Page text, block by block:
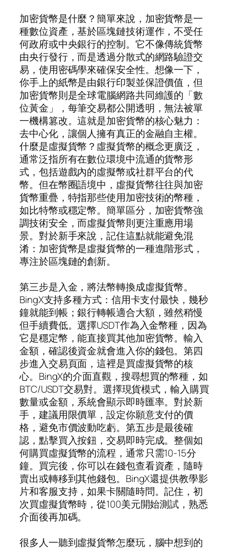
加密貨幣是什麼？簡單來說，加密貨幣是一
種數位資產，基於區塊鏈技術運作，不受任
何政府或中央銀行的控制。它不像傳統貨幣
由央行發行，而是透過分散式的網路驗證交
易，使用密碼學來確保安全性。想像一下，
你手上的紙幣是由銀行印製並保證價值，但
加密貨幣則是全球電腦網路共同維護的「數
位黃金」，每筆交易都公開透明，無法被單
一機構篡改。這就是加密貨幣的核心魅力：
去中心化，讓個人擁有真正的金融自主權。
什麼是虛擬貨幣？虛擬貨幣的概念更廣泛，
通常泛指所有在數位環境中流通的貨幣形
式，包括遊戲內的虛擬幣或社群平台的代
幣。但在幣圈語境中，虛擬貨幣往往與加密
貨幣重疊，特指那些使用加密技術的幣種，
如比特幣或穩定幣。簡單區分，加密貨幣強
調技術安全，而虛擬貨幣則更注重應用場
景。對於新手來說，記住這點就能避免混
淆：加密貨幣是虛擬貨幣的一種進階形式，
專注於區塊鏈的創新。
第三步是入金，將法幣轉換成虛擬貨幣。
BingX支持多種方式：信用卡支付最快，幾秒
鐘就能到帳；銀行轉帳適合大額，雖然稍慢
但手續費低。選擇USDT作為入金幣種，因為
它是穩定幣，能直接買其他加密貨幣。輸入
金額，確認後資金就會進入你的錢包。第四
步進入交易頁面，這裡是買虛擬貨幣的核
心。BingX的介面直觀，搜尋想買的幣種，如
BTC/USDT交易對。選擇現貨模式，輸入購買
數量或金額，系統會顯示即時匯率。對於新
手，建議用限價單，設定你願意支付的價
格，避免市價波動吃虧。第五步是最後確
認，點擊買入按鈕，交易即時完成。整個如
何購買虛擬貨幣的流程，通常只需10-15分
鐘。買完後，你可以在錢包查看資產，隨時
賣出或轉移到其他錢包。BingX還提供教學影
片和客服支持，如果卡關隨時問。記住，初
次買虛擬貨幣時，從100美元開始測試，熟悉
介面後再加碼。
很多人一聽到虛擬貨幣怎麼玩，腦中想到的